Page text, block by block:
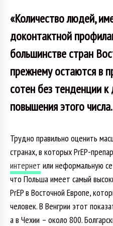
«Количество людей,
доконтактной
большинстве стран
прежнему остаются в
сотен без тенденции
повышения этого числа.
Трудно правильно оценить
странах, в которых PrEP-
интернет или неформальную
что Польша имеет самый
PrEP в Восточной Европе,
человек. В Венгрии этот
а в Чехии – около 800.